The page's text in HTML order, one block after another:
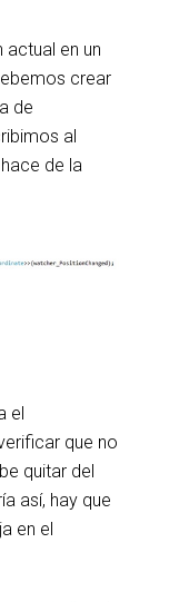
en un
crear
de
al
de la
el
que no
quitar del
así, hay que
en el